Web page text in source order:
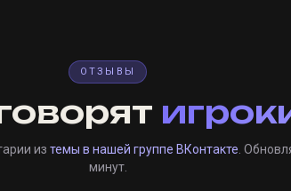
ОТЗЫВЫ
из темы в нашей группе ВКонтакте .
минут.